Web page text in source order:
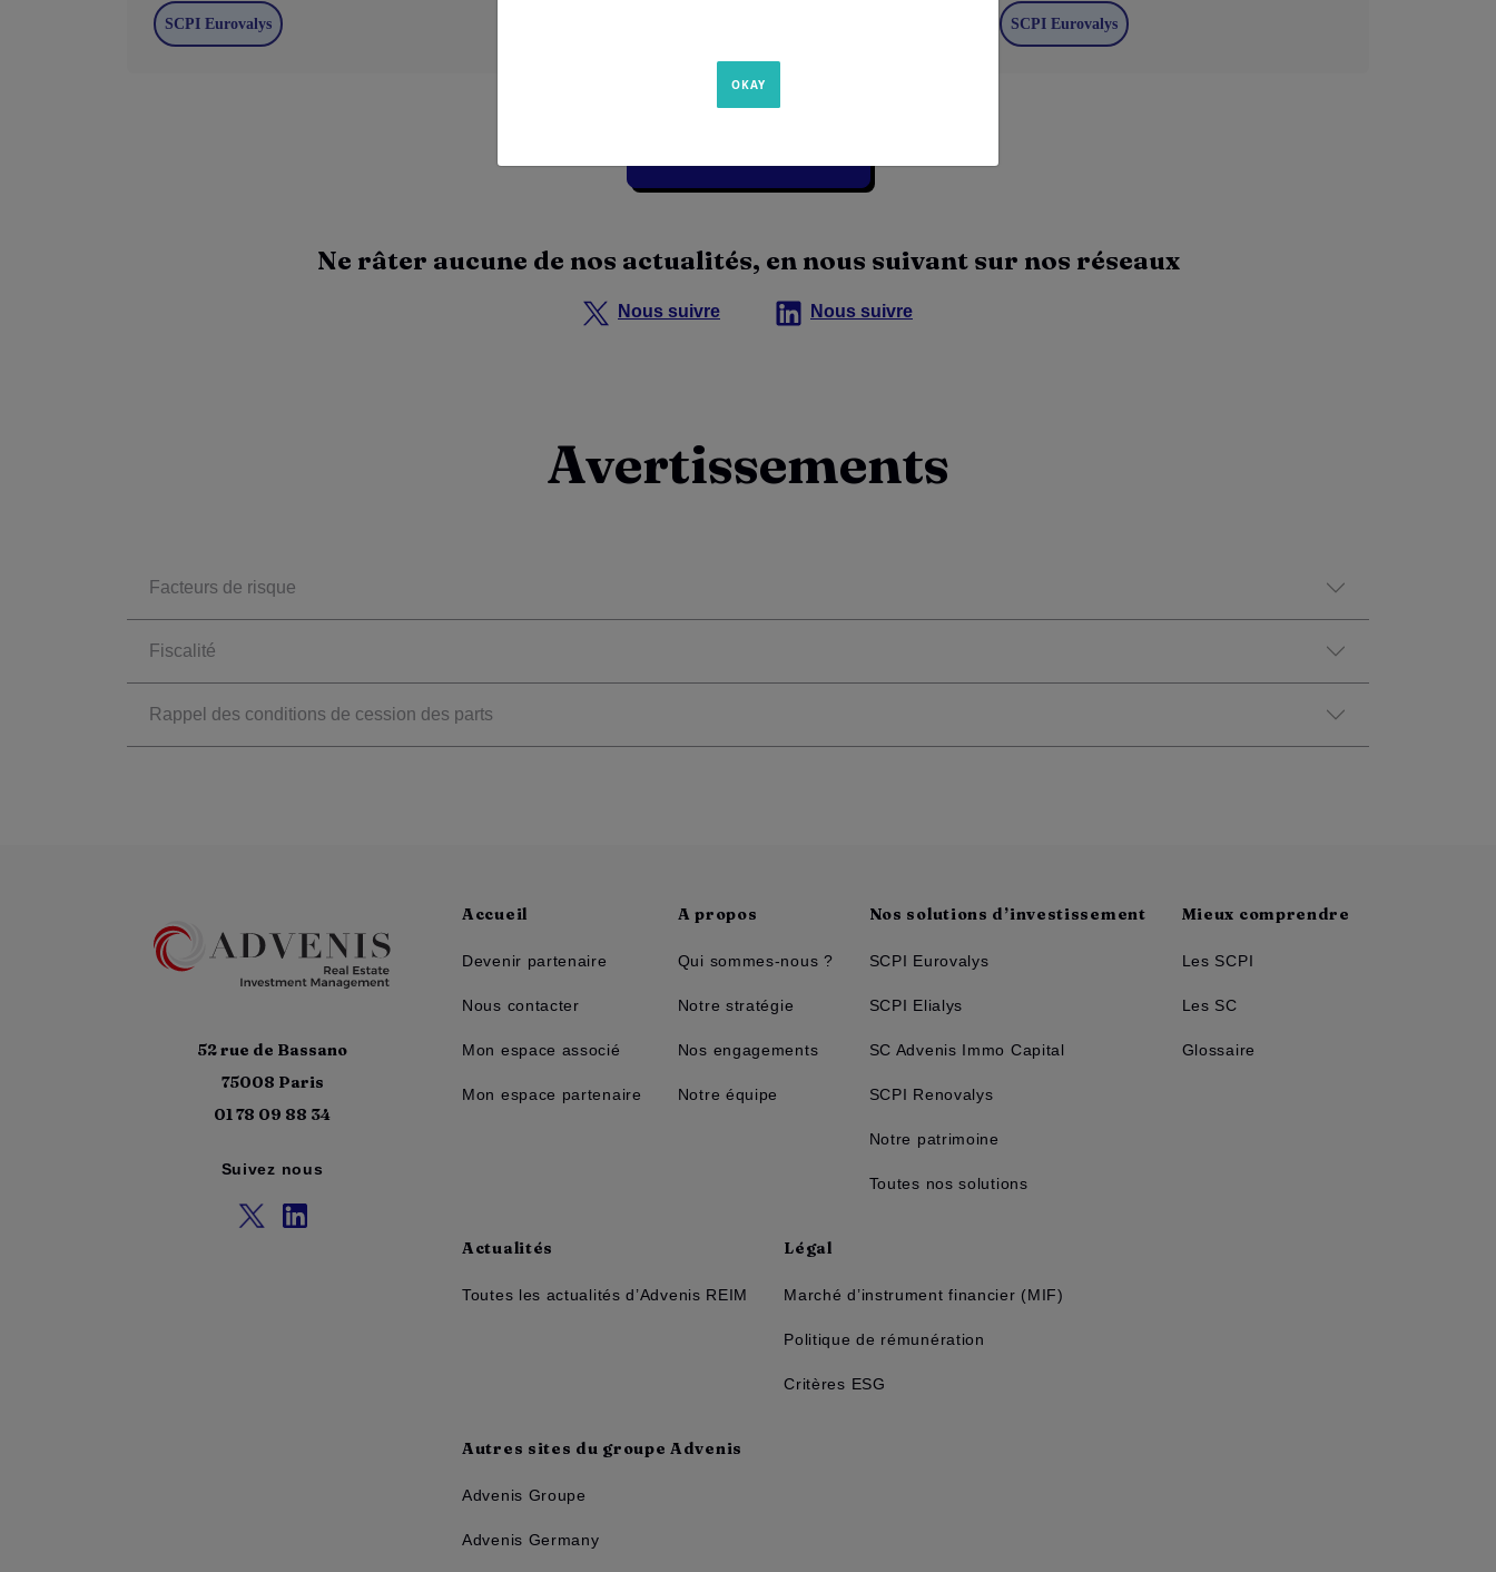
SCPI Eurovalys SCPI Eurovalys
Ne râter aucune de nos actualités, en nous suivant sur nos réseaux
Nous suivre Nous suivre
Avertissements
Facteurs de risque
Fiscalité
Rappel des conditions de cession des parts
52 rue de Bassano
75008 Paris
01 78 09 88 34
Suivez nous
Accueil
Devenir partenaire
Nous contacter
Mon espace associé
Mon espace partenaire
A propos
Qui sommes-nous ?
Notre stratégie
Nos engagements
Notre équipe
Nos solutions d’investissement
SCPI Eurovalys
SCPI Elialys
SC Advenis Immo Capital
SCPI Renovalys
Notre patrimoine
Toutes nos solutions
Mieux comprendre
Les SCPI
Les SC
Glossaire
Actualités
Toutes les actualités d’Advenis REIM
Légal
Marché d’instrument financier (MIF)
Politique de rémunération
Critères ESG
Autres sites du groupe Advenis
Advenis Groupe
Advenis Germany